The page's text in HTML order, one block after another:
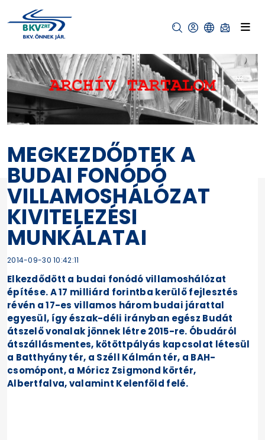
MEGKEZDŐDTEK A
BUDAI FONÓDÓ
VILLAMOSHÁLÓZAT
KIVITELEZÉSI
MUNKÁLATAI
2014-09-30 10:42:11
Elkezdődött a budai fonódó villamoshálózat
építése. A 17 milliárd forintba kerülő fejlesztés
révén a 17-es villamos három budai járattal
egyesül, így észak-déli irányban egész Budát
átszelő vonalak jönnek létre 2015-re. Óbudáról
átszállásmentes, kötöttpályás kapcsolat létesül
a Batthyány tér, a Széll Kálmán tér, a BAH-
csomópont, a Móricz Zsigmond körtér,
Albertfalva, valamint Kelenföld felé.